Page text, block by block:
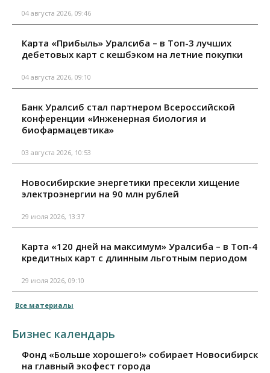
04 августа 2026, 09:46
Карта «Прибыль» Уралсиба – в Топ-3 лучших
дебетовых карт с кешбэком на летние покупки
04 августа 2026, 09:10
Банк Уралсиб стал партнером Всероссийской
конференции «Инженерная биология и
биофармацевтика»
03 августа 2026, 10:53
Новосибирские энергетики пресекли хищение
электроэнергии на 90 млн рублей
29 июля 2026, 13:37
Карта «120 дней на максимум» Уралсиба – в Топ-4
кредитных карт с длинным льготным периодом
29 июля 2026, 09:10
Все материалы
Бизнес календарь
Фонд «Больше хорошего!» собирает Новосибирск
на главный экофест города